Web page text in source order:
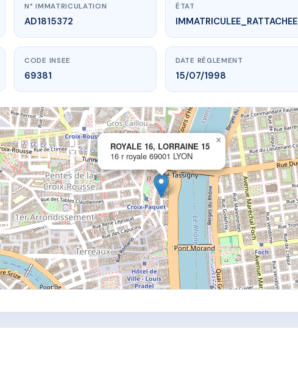
www.vme.plus/AD1815372
ROYALE 16, LORRAINE 15
16 r royale69001 LYON
N° IMMATRICULATION
AD1815372
ÉTAT
IMMATRICULEE_RATTACHEE
CODE INSEE
69381
DATE RÈGLEMENT
15/07/1998
ROYALE 16, LORRAINE 15
16 r royale 69001 LYON
×